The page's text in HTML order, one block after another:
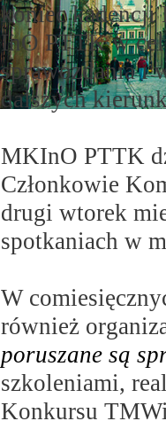
koniec kadencji
InO PTTK w
sprawozdania i
dalszych
MKInO PTTK
Członkowie
drugi wtorek
spotkaniach w
W
również
poruszane są
szkoleniami,
Konkursu